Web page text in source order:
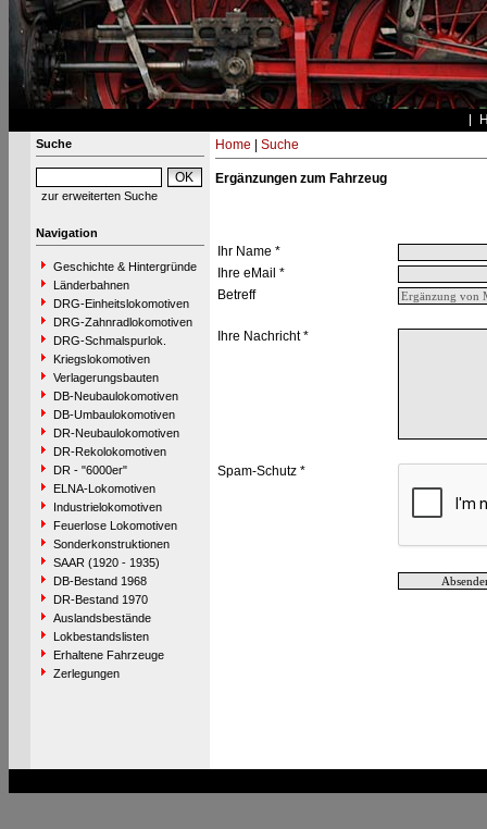
Suche
zur erweiterten Suche
Navigation
Geschichte & Hintergründe
Länderbahnen
DRG-Einheitslokomotiven
DRG-Zahnradlokomotiven
DRG-Schmalspurlok.
Kriegslokomotiven
Verlagerungsbauten
DB-Neubaulokomotiven
DB-Umbaulokomotiven
DR-Neubaulokomotiven
DR-Rekolokomotiven
DR - "6000er"
ELNA-Lokomotiven
Industrielokomotiven
Feuerlose Lokomotiven
Sonderkonstruktionen
SAAR (1920 - 1935)
DB-Bestand 1968
DR-Bestand 1970
Auslandsbestände
Lokbestandslisten
Erhaltene Fahrzeuge
Zerlegungen
Home Suche
Ergänzungen zum Fahrzeug
Ihr Name *
Ihre eMail *
Betreff
Ihre Nachricht *
Spam-Schutz *